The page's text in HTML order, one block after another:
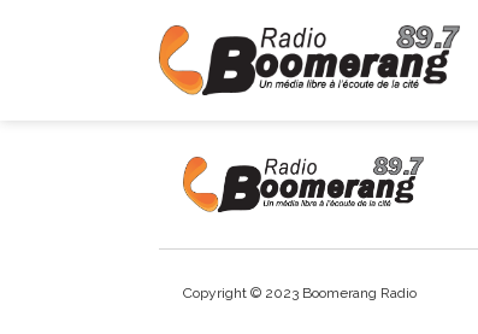
Copyright © 2023 Boomerang Radio